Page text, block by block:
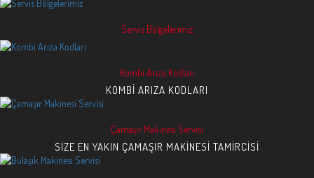
Servis Bölgelerimiz
Kombi Arıza Kodları
KOMBI ARIZA KODLARI
Çamaşır Makinesi Servisi
SIZE EN YAKIN ÇAMAŞIR MAKINESI TAMIRCISI